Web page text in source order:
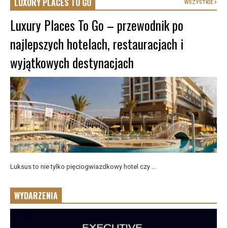
LUXURY PLACES TO GO WSZYSTKIE
Luxury Places To Go – przewodnik po
najlepszych hotelach, restauracjach i
wyjątkowych destynacjach
Luksus to nie tylko pięciogwiazdkowy hotel czy ...
WYDARZENIA